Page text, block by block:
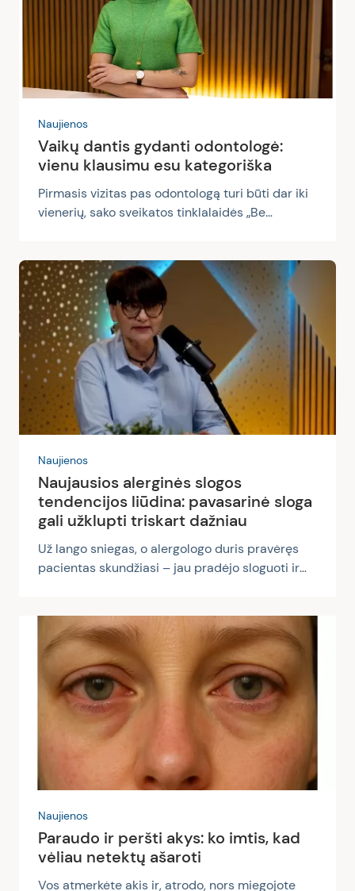
Kalbėdamas sveikatos tinklalaidėje „Be
recepto“ Paulius Žeromskas, proktologas, pilvo
chirurgas ir onkologas, neslėpė, kad jam...
Naujienos
Vaikų dantis gydanti odontologė:
vienu klausimu esu kategoriška
Pirmasis vizitas pas odontologą turi būti dar iki
vienerių, sako sveikatos tinklalaidės „Be
dantys nesvarbūs, mat jie vis tiek iškris ir
tuomet bus galima rūpintis nuolatiniais. Tiesa
ta, kad prasta priežiūra gali įsukti gerokai
rimtesnių ir skausmingesnių problemų ratą.
Anot L. Šliažienės, nors tėvai jau žino daug apie
vaikų dantų priežiūrą ir stengiasi atžalų burnos
sveikata pasirūpinti, pieniniai...
Naujienos
Naujausios alerginės slogos
tendencijos liūdina: pavasarinė sloga
gali užklupti triskart dažniau
Už lango sniegas, o alergologo duris pravėręs
pacientas skundžiasi – jau pradėjo sloguoti ir
tūkstančius kilometrų, tad alergenai į Lietuvą
patekti gali iš įvairiausių kraštų. Visgi didysis
susirgimų pikas prasideda jau dabar ir dar bent
dusyk šiemet gali tekti apsiginkluoti vaistais ir
nosinaitėmis, sveikatos temų tinklalaidėje „Be
recepto“ tikina gydytoja alergologė prof. dr.
Violeta Kvedarienė....
Naujienos
Paraudo ir peršti akys: ko imtis, kad
vėliau netektų ašaroti
Vos atmerkėte akis ir, atrodo, nors miegojote